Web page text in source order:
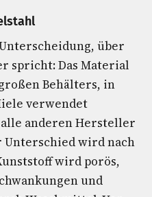
über
spricht: Das Material
Behälters, in
verwendet
anderen Hersteller
Unterschied wird nach
wird porös,
und